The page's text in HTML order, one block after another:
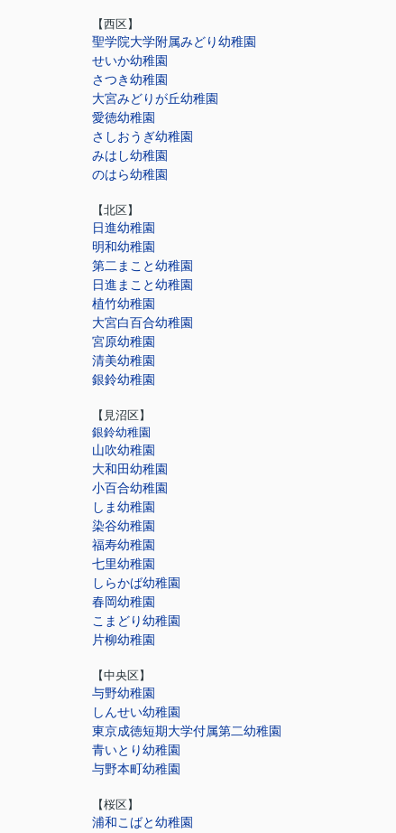
【西区】
聖学院大学附属みどり幼稚園
せいか幼稚園
さつき幼稚園
大宮みどりが丘幼稚園
愛徳幼稚園
さしおうぎ幼稚園
みはし幼稚園
のはら幼稚園
【北区】
日進幼稚園
明和幼稚園
第二まこと幼稚園
日進まこと幼稚園
植竹幼稚園
大宮白百合幼稚園
宮原幼稚園
清美幼稚園
銀鈴幼稚園
【見沼区】
銀鈴幼稚園
山吹幼稚園
大和田幼稚園
小百合幼稚園
しま幼稚園
染谷幼稚園
福寿幼稚園
七里幼稚園
しらかば幼稚園
春岡幼稚園
こまどり幼稚園
片柳幼稚園
【中央区】
与野幼稚園
しんせい幼稚園
東京成徳短期大学付属第二幼稚園
青いとり幼稚園
与野本町幼稚園
【桜区】
浦和こばと幼稚園